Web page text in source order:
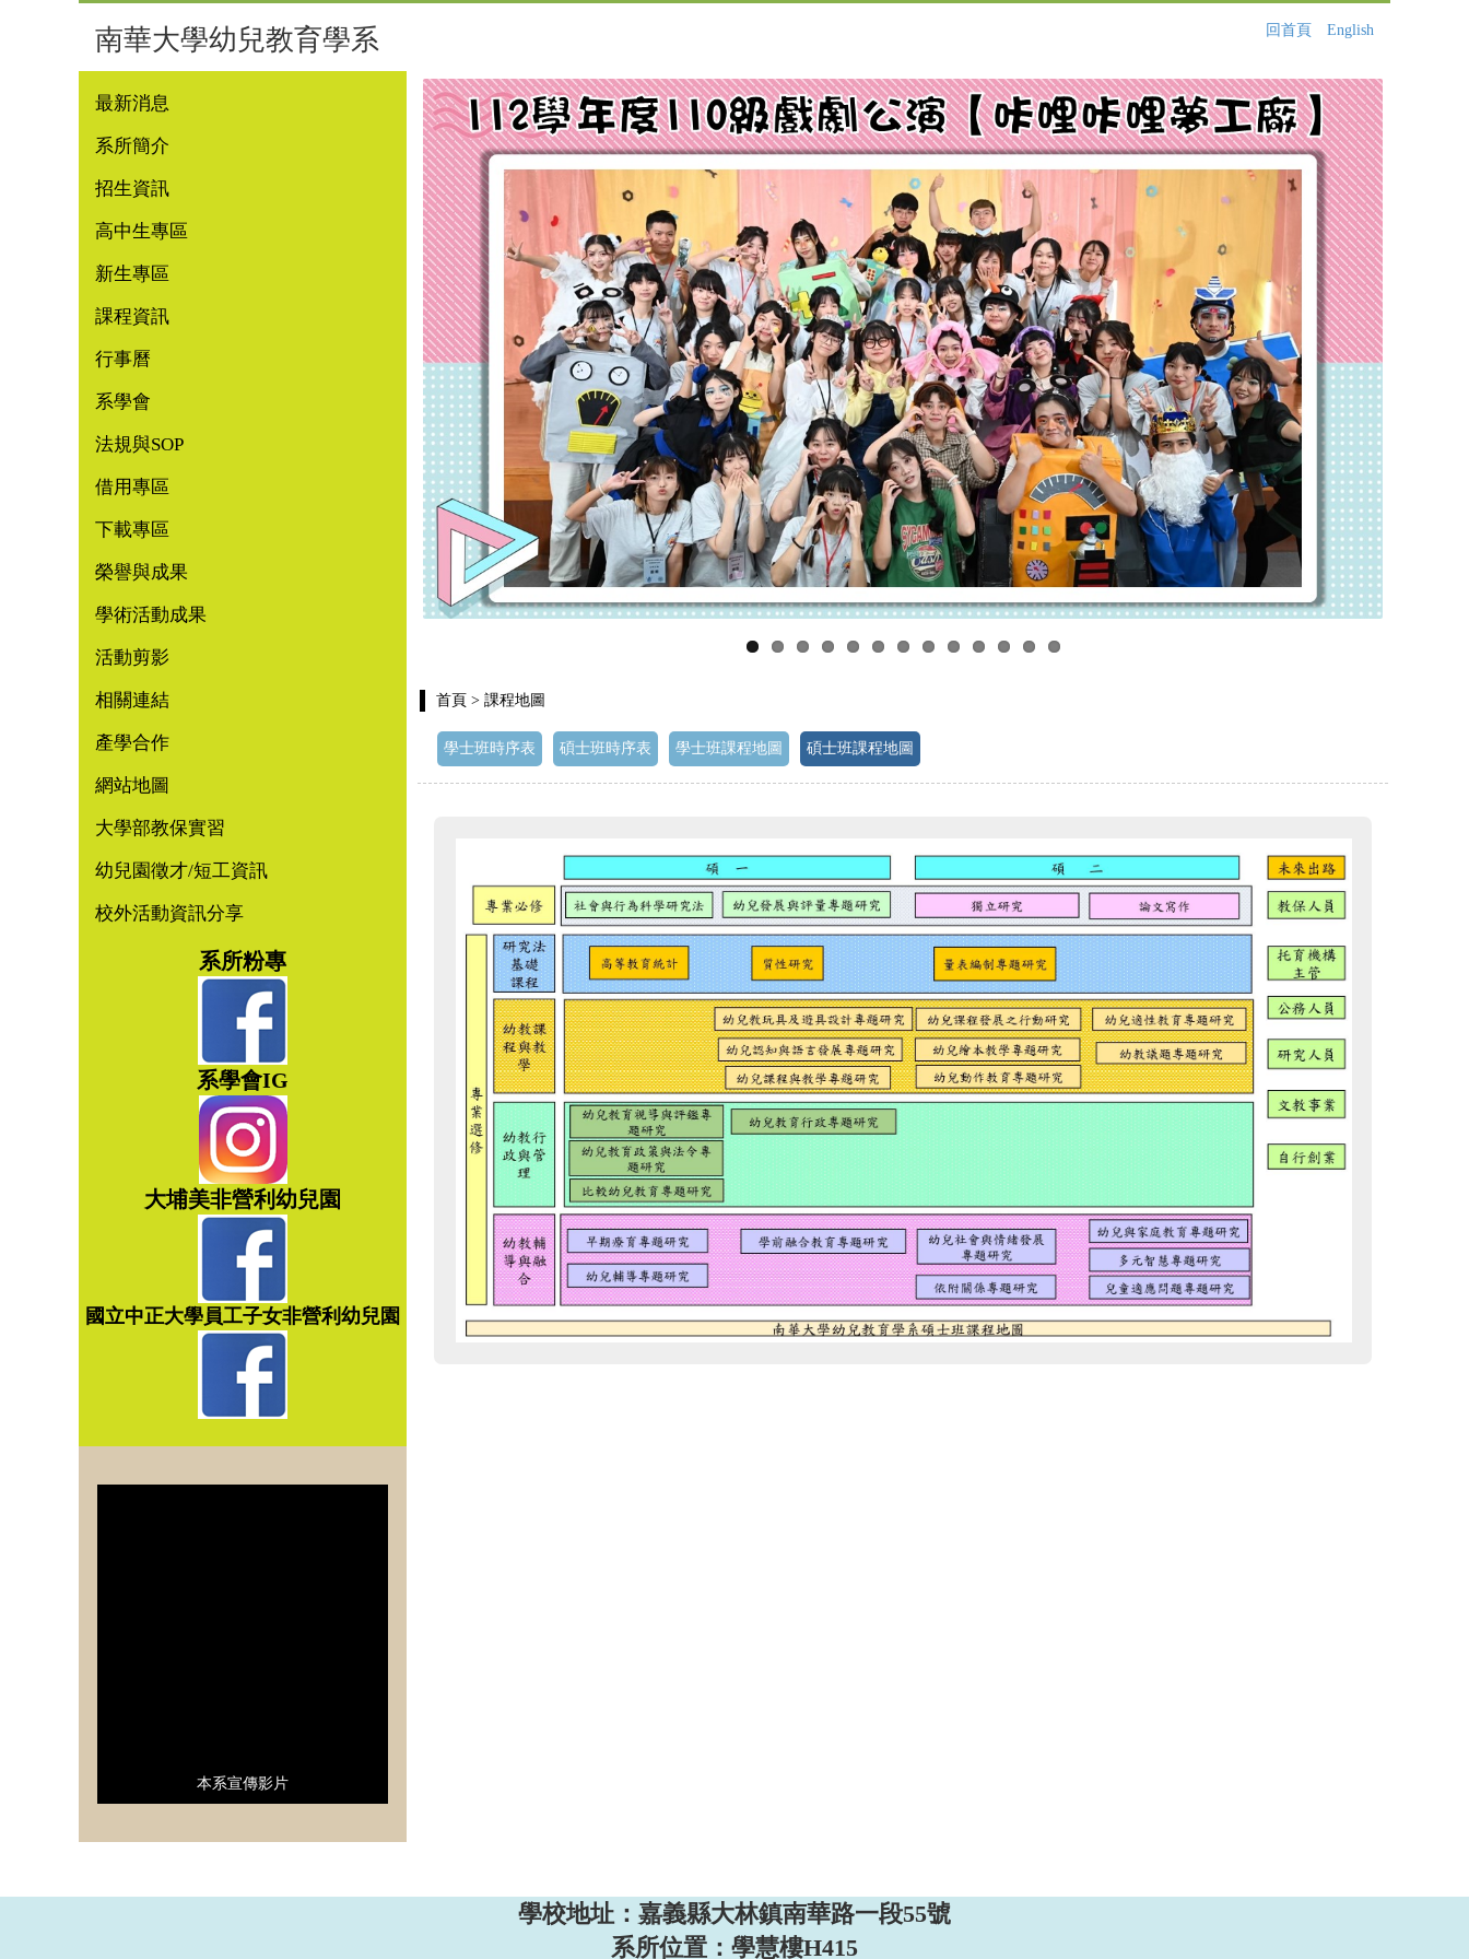
南華大學幼兒教育學系 回首頁 English
最新消息
系所簡介
招生資訊
高中生專區
新生專區
課程資訊
行事曆
系學會
法規與SOP
借用專區
下載專區
榮譽與成果
學術活動成果
活動剪影
相關連結
產學合作
網站地圖
大學部教保實習
幼兒園徵才/短工資訊
校外活動資訊分享
系所粉專
系學會IG
大埔美非營利幼兒園
國立中正大學員工子女非營利幼兒園
本系宣傳影片
首頁 > 課程地圖
學士班時序表 碩士班時序表 學士班課程地圖 碩士班課程地圖
學校地址：嘉義縣大林鎮南華路一段55號
系所位置：學慧樓H415